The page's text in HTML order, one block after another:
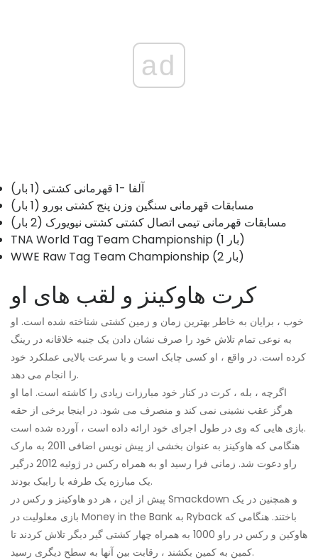
ad
آلفا -1 قهرمانی کشتی (1 بار)
مسابقات قهرمانی سنگین وزن پنج کشتی بورو (1 بار)
مسابقات قهرمانی تیمی اتصال کشتی کشتی نیویورک (2 بار)
TNA World Tag Team Championship (1 بار)
WWE Raw Tag Team Championship (2 بار)
کرت هاوکینز و لقب های او
خوب ، برایان به خاطر بهترین زمان و زمین کشتی شناخته شده است. او
به نوعی تمام تلاش خود را صرف نشان دادن یک جنبه خلاقانه در رینگ
کرده است. در واقع ، او کسی چابک است و با سرعت بالایی عملکرد خود
را انجام می دهد.
اگرچه ، بله ، کرت در کنار خود مبارزات زیادی را کاشته است. اما او
هرگز عقب نشینی نمی کند و منصرف می شود. در اینجا برخی از حقه
بازی هایی که وی در طول اجرای خود ارائه داده است ، آورده شده است.
هنگامی که هاوکینز به عنوان بخشی از پیش نویس اضافی 2011 به مارک
راو دعوت شد. زمانی فرا رسید او به همراه رکس در ژوئیه 2012 درگیر
یک مبارزه یک طرفه با رایبک بودند.
پیش از این ، هر دو هاوکینز و رکس در Smackdown و همچنین در یک
بازی معلولیت در Money in the Bank به Ryback باختند. هنگامی که
هاوکین و رکس در راو 1000 به همراه چهار کشتی گیر دیگر تلاش کردند تا
کمین به کمین بکشند ، رقابت بین آنها به سطح دیگری رسید.